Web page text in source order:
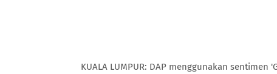
KUALA LUMPUR: DAP menggunakan